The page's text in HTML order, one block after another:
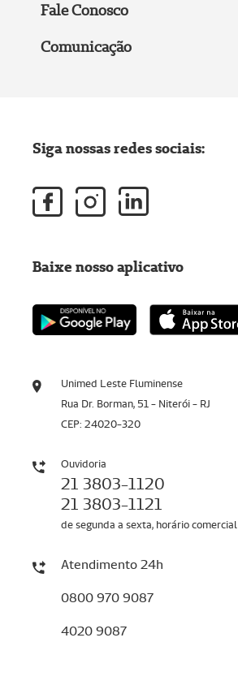
Fale Conosco
Comunicação
Unimed Leste Fluminense
Rua Dr. Borman, 51 - Niterói - RJ
CEP: 24020-320
Ouvidoria
21 3803-1120
21 3803-1121
de segunda a sexta, horário comercial
Atendimento 24h
0800 970 9087
4020 9087
Siga nossas redes sociais:
Baixe nosso aplicativo